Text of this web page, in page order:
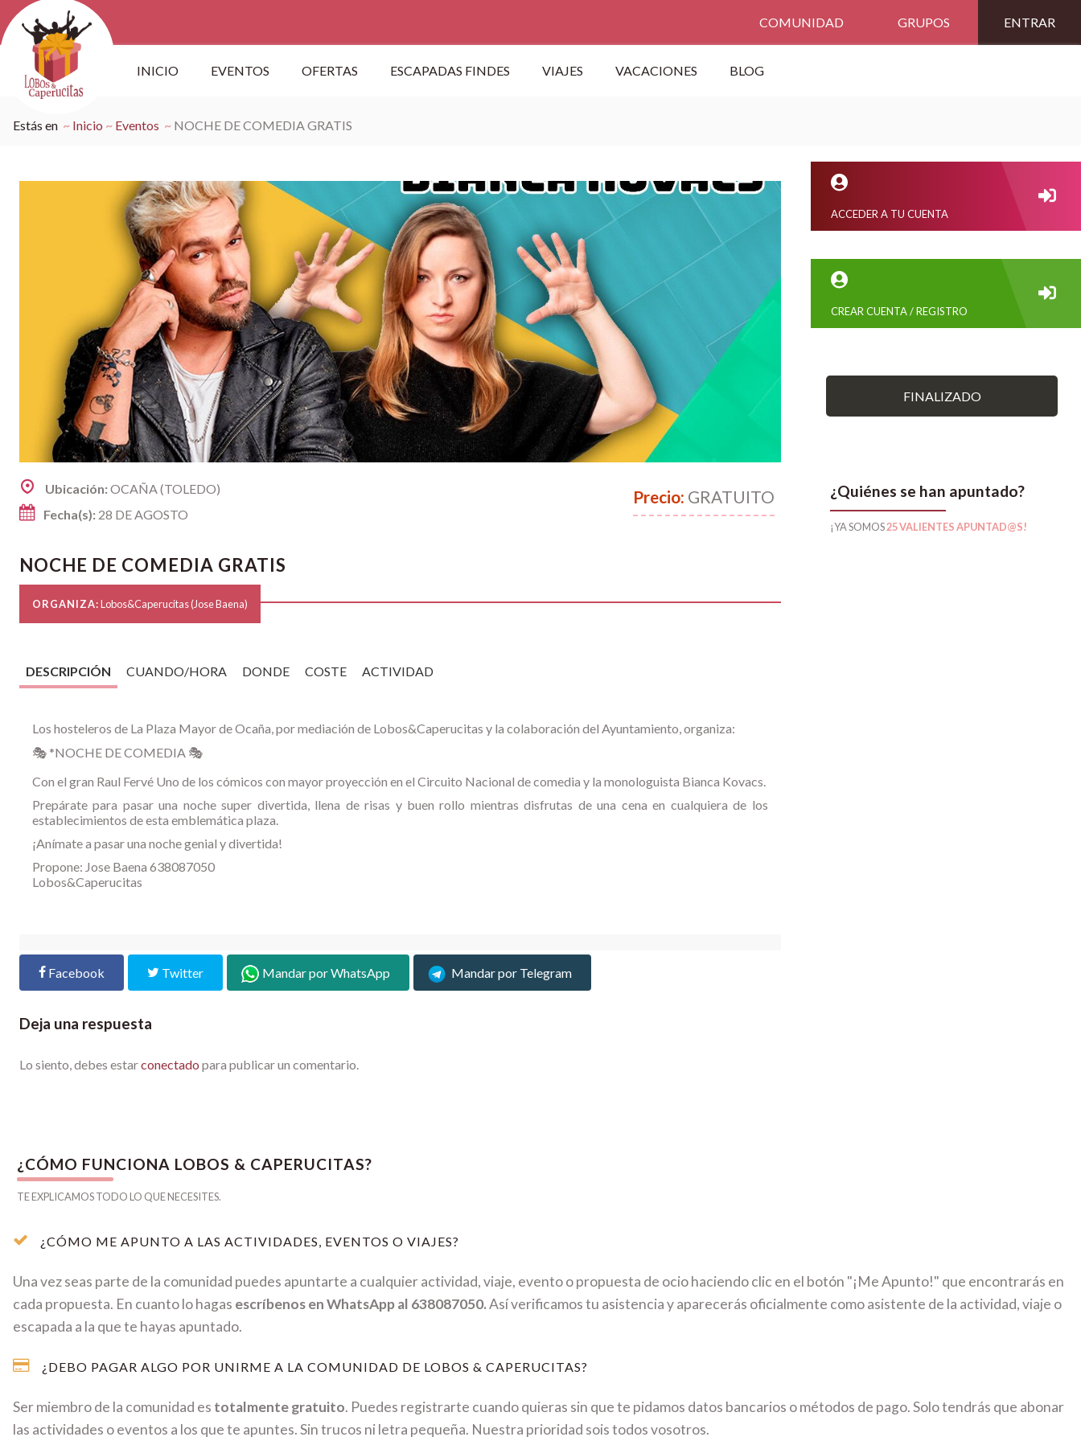
COMUNIDAD GRUPOS ENTRAR
INICIO EVENTOS OFERTAS ESCAPADAS FINDES VIAJES VACACIONES BLOG
Estás en Inicio Eventos NOCHE DE COMEDIA GRATIS
Ubicación:OCAÑA (TOLEDO)
Fecha(s): 28 DE AGOSTO
Precio: GRATUITO
NOCHE DE COMEDIA GRATIS
ORGANIZA:Lobos&Caperucitas (Jose Baena)
DESCRIPCIÓN CUANDO/HORA DONDE COSTE ACTIVIDAD
Los hosteleros de La Plaza Mayor de Ocaña, por mediación de Lobos&Caperucitas y la colaboración del Ayuntamiento, organiza:
🎭 *NOCHE DE COMEDIA 🎭
Con el gran Raul Fervé Uno de los cómicos con mayor proyección en el Circuito Nacional de comedia y la monologuista Bianca Kovacs.
Prepárate para pasar una noche super divertida, llena de risas y buen rollo mientras disfrutas de una cena en cualquiera de los
establecimientos de esta emblemática plaza.
¡Anímate a pasar una noche genial y divertida!
Propone: Jose Baena 638087050
Lobos&Caperucitas
Facebook Twitter Mandar por WhatsApp Mandar por Telegram
Deja una respuesta
Lo siento, debes estarconectado para publicar un comentario.
ACCEDER A TU CUENTA
CREAR CUENTA / REGISTRO
FINALIZADO
¿Quiénes se han apuntado?
¡YA SOMOS25 VALIENTES APUNTAD@S!
¿CÓMO FUNCIONA LOBOS & CAPERUCITAS?
TE EXPLICAMOS TODO LO QUE NECESITES.
¿CÓMO ME APUNTO A LAS ACTIVIDADES, EVENTOS O VIAJES?
Una vez seas parte de la comunidad puedes apuntarte a cualquier actividad, viaje, evento o propuesta de ocio haciendo clic en el botón "¡Me Apunto!" que encontrarás en
cada propuesta. En cuanto lo hagas escríbenos en WhatsApp al 638087050.Así verificamos tu asistencia y aparecerás oficialmente como asistente de la actividad, viaje o
escapada a la que te hayas apuntado.
¿DEBO PAGAR ALGO POR UNIRME A LA COMUNIDAD DE LOBOS & CAPERUCITAS?
Ser miembro de la comunidad es totalmente gratuito. Puedes registrarte cuando quieras sin que te pidamos datos bancarios o métodos de pago. Solo tendrás que abonar
las actividades o eventos a los que te apuntes. Sin trucos ni letra pequeña. Nuestra prioridad sois todos vosotros.